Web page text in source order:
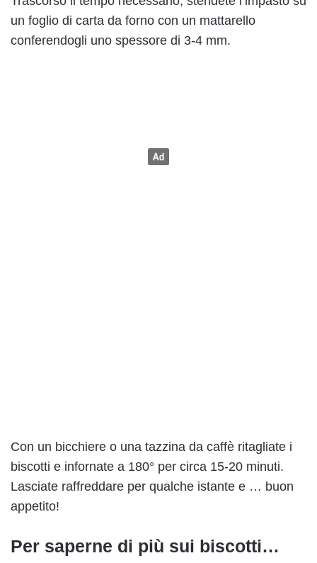
un foglio di carta da forno con un mattarello
conferendogli uno spessore di 3-4 mm.
Con un bicchiere o una tazzina da caffè ritagliate i
biscotti e infornate a 180° per circa 15-20 minuti.
Lasciate raffreddare per qualche istante e … buon
appetito!
Per saperne di più sui biscotti…